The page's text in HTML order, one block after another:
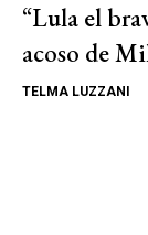
“Lula el
acoso de
TELMA LUZZANI